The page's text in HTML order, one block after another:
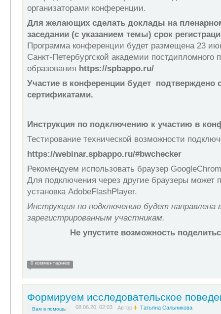
организаторами конференции.
Для желающих сделать доклады на
заседании (с указанием темы) срок
Программа конференции будет размещена 23
Санкт-Петербургской академии постдипломного
образования https://spbappo.ru/
Участие в конференции будет подтверждено
сертификатами.
Инструкция по подключению к участию в
Тестирование технической возможности
https://webinar.spbappo.ru/#bwchecker
Рекомендуем использовать браузер
Для подключения через другие браузеры может
установка AdobeFlashPlayer.
Инструкция по подключению будет направлена
зарегистрированным участникам.
Не упустите возможность
0 комментариев
Формируем исследовательское
Вам в помощь 08.06.20, 02:03 Автор Татьяна Сальникова